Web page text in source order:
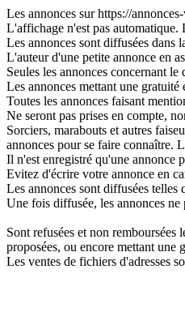
Les annonces sur https://
L'affichage n'est pas automatique.
Les annonces sont diffusées dans
L'auteur d'une petite annonce en
Seules les annonces concernant
Les annonces mettant une
Toutes les annonces faisant
Ne seront pas prises en compte,
Sorciers, marabouts et autres
annonces pour se faire connaître.
Il n'est enregistré qu'une annonce
Evitez d'écrire votre annonce en
Les annonces sont diffusées
Une fois diffusée, les annonces ne
Sont refusées et non
proposées, ou encore mettant une
Les ventes de fichiers d'adresses